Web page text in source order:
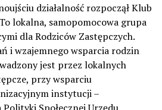
działalność rozpoczął Klub
lokalna, samopomocowa grupa
dla Rodziców Zastępczych.
i wzajemnego wsparcia rodzin
jest przez lokalnych
przy wsparciu
instytucji –